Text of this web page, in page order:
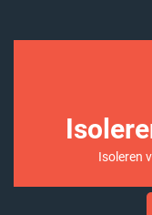
Isoleren